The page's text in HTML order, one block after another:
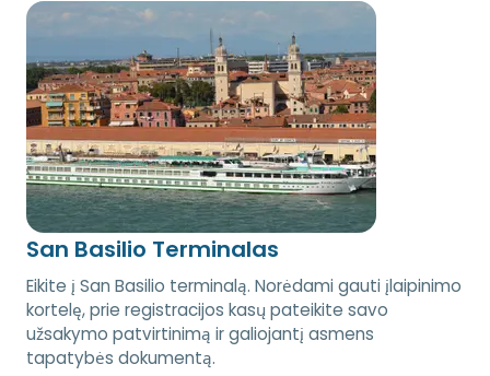
San Basilio Terminalas
Eikite į San Basilio terminalą. Norėdami gauti įlaipinimo
kortelę, prie registracijos kasų pateikite savo
užsakymo patvirtinimą ir galiojantį asmens
tapatybės dokumentą.